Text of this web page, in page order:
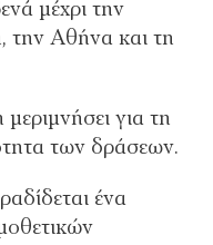
μέχρι την
την Αθήνα και τη
για τη
των δράσεων.
ένα